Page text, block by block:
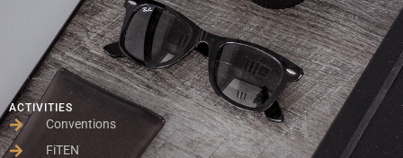
ACTIVITIES
Conventions
FiTEN